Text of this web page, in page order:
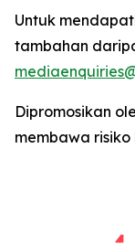
Untuk
tambahan
Dipromosikan
membawa